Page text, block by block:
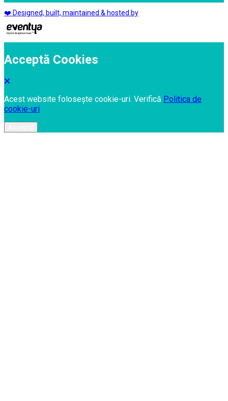
❤️ Designed, built, maintained & hosted by
Acceptă Cookies
Acest website folosește cookie-uri. Verifică Politica de
cookie-uri